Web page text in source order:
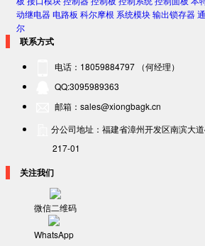
动继电器电路板 科尔摩根 系统模块输出锁存器
尔
联系方式
电话：18059884797 （何经理）
QQ:3095989363
邮箱：sales@xiongbagk.cn
分公司地址：福建省漳州开发区南滨大
217-01
关注我们
微信二维码
WhatsApp